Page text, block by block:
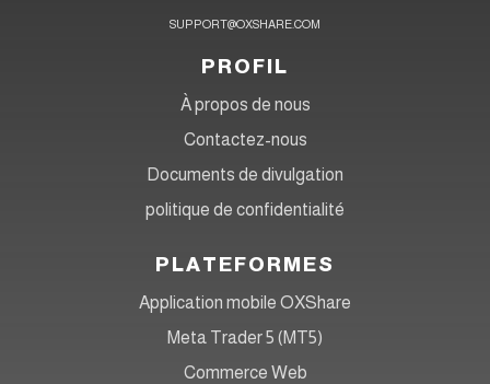
SUPPORT@OXSHARE.COM
PROFIL
À propos de nous
Contactez-nous
Documents de divulgation
politique de confidentialité
PLATEFORMES
Application mobile OXShare
Meta Trader 5 (MT5)
Commerce Web